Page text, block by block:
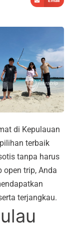
di Kepulauan
terbaik
tanpa harus
open trip, Anda
terjangkau.